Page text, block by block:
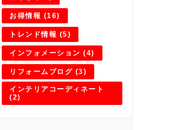
お得情報 (16)
トレンド情報 (5)
インフォメーション (4)
リフォームブログ (3)
インテリアコーディネート
(2)